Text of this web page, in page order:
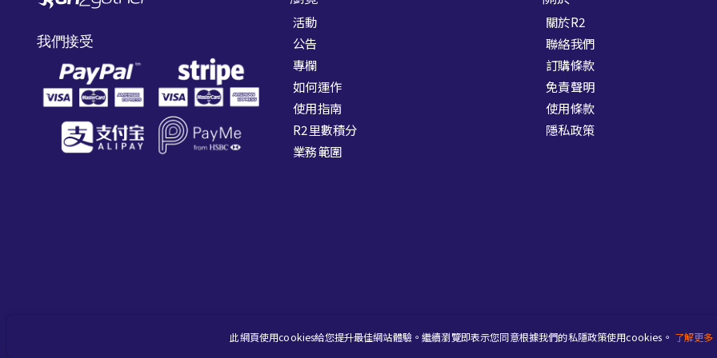
我們接受
活動
公告
專欄
如何運作
使用指南
R2里數積分
業務範圍
關於R2
聯絡我們
訂購條款
免責聲明
使用條款
隱私政策
Joint Concept Dynamic Limited . All rights reserved.Powered by Woow Moment Limited
此網頁使用cookies給您提升最佳網站體驗。繼續瀏覽即表示您同意根據我們的私隱政策使用cookies。 了解更多